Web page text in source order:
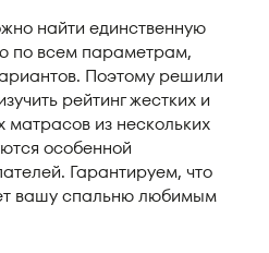
найти единственную
по всем параметрам,
Поэтому решили
рейтинг жестких и
матрасов из нескольких
особенной
Гарантируем, что
вашу спальню любимым